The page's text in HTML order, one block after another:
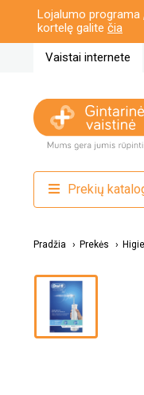
Lojalumo programa
kortelę galite čia
Vaistai internete
Prekių
Pradžia Prekės